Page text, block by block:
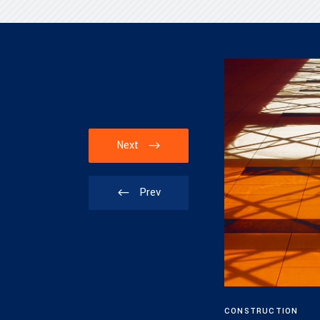
CONSTRUCTION
Prev
Next